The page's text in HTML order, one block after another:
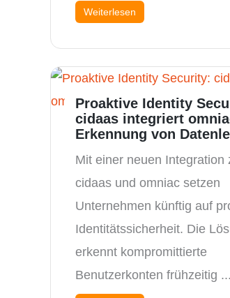
Weiterlesen
Proaktive Identity
cidaas integriert
Erkennung von
Mit einer neuen Integration
cidaas und omniac setzen
Unternehmen künftig auf
Identitätssicherheit. Die
erkennt kompromittierte
Benutzerkonten frühzeitig ...